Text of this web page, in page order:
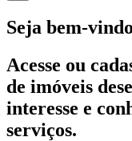
Seja bem-
Acesse ou
de imóveis
interesse e
serviços.